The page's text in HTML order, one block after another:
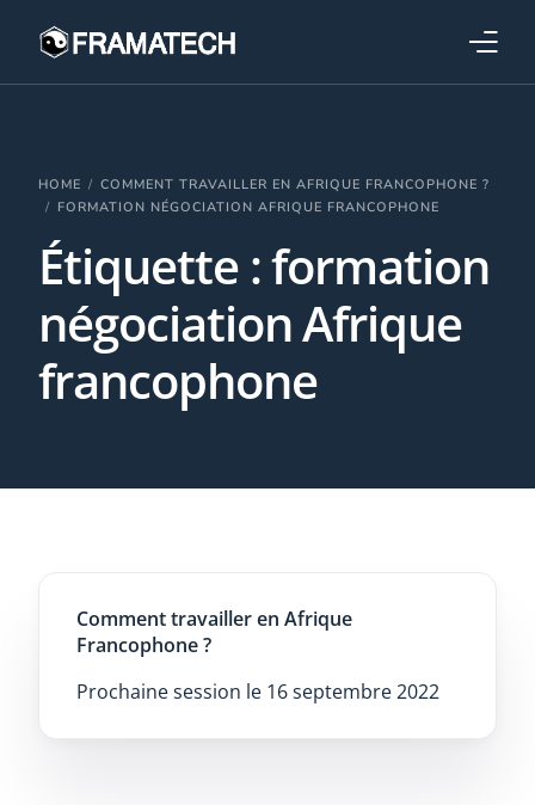
HOME
COMMENT TRAVAILLER EN AFRIQUE FRANCOPHONE ?
FORMATION NÉGOCIATION AFRIQUE FRANCOPHONE
Étiquette :formation
négociation Afrique
francophone
Comment travailler en Afrique
Francophone ?
Prochaine session le 16 septembre 2022
Formations
Performance électronique
Stratégies industrielles